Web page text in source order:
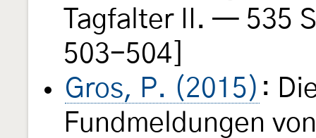
Tagfalter II. — 535
503-504]
Gros, P. (2015) :
Fundmeldungen